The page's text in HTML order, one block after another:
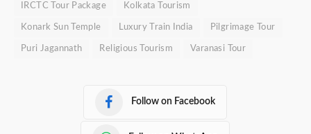
IRCTC Tour Package Kolkata Tourism
Konark Sun Temple Luxury Train India Pilgrimage Tour
Puri Jagannath Religious Tourism Varanasi Tour
Follow on Facebook